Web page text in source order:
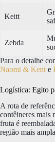
Keitt
Zebda
Para o detalhe
Naomi & Kent e
Logística: Egito
A rota de
contêineres mais
fruta é
região mais